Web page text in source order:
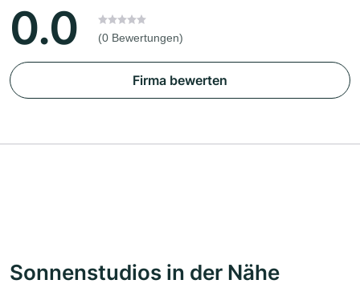
0.0 (0 Bewertungen)
Firma bewerten
Sonnenstudios in der Nähe